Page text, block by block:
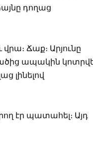
դողաց
Ճաք։ Արյունը
ապակին
լինելով
էր պատահել։ Այդ